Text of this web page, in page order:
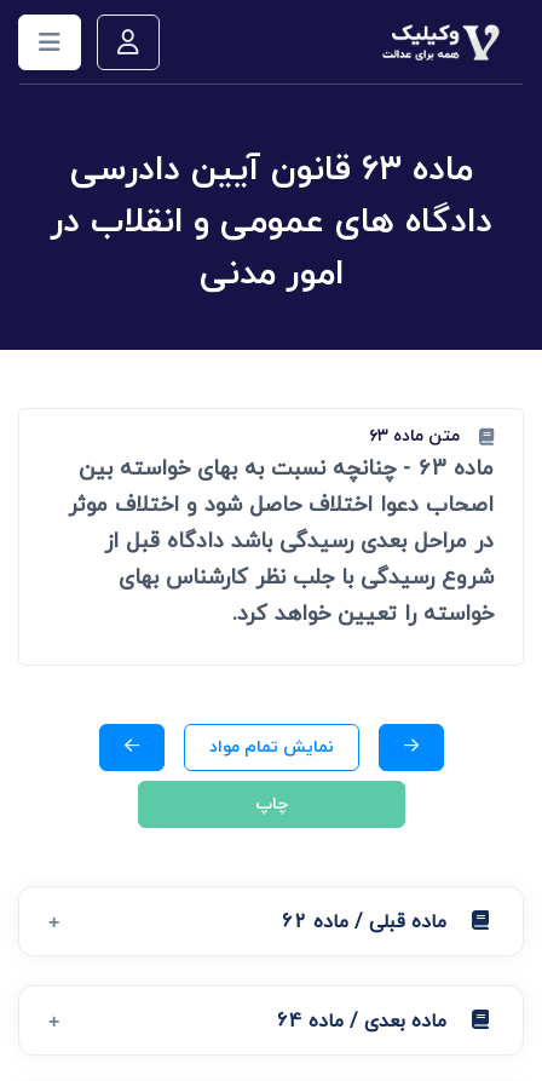
ماده ۶۳ قانون آیین دادرسی
دادگاه های عمومی و انقلاب در
امور مدنی
متن ماده ۶۳
ماده 63 - چنانچه نسبت به بهای خواسته بین
اصحاب دعوا اختلاف حاصل شود و اختلاف موثر
در مراحل بعدی رسیدگی باشد دادگاه قبل از
شروع رسیدگی با جلب نظر کارشناس بهای
خواسته را تعیین خواهد کرد.
نمایش تمام مواد
چاپ
ماده قبلی / ماده 62
ماده بعدی / ماده 64